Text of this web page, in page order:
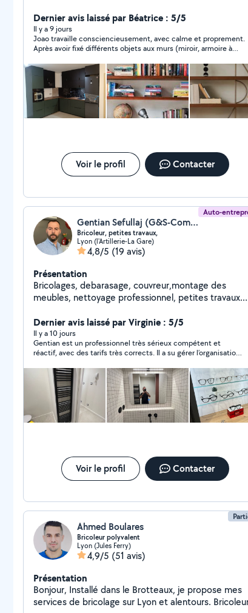
escaliers, mezzanines et fenêtres. Peinture et
rénovation intérieure, pose de revêtements de sol et
de carrelage.Toiture, couvertures, gouttières et
réparation de fuites et d'infiltrations, petits travaux
d'électricité et de plomberie. Prix compétitifs et
service de qualité.Nous effectuons également des
déménagements et proposons une assistance pour
déménagements.
Dernier avis laissé par Béatrice : 5/5
Il y a 9 jours
Joao travaille consciencieusement, avec calme et proprement.
Après avoir fixé différents objets aux murs (miroir, armoire à
escamotable qui était en kit, un travail complexe nécessitant
une journée de travail avec un résultat nickel. Merci Joao. Je le
recommande vivement
Voir le profil Contacter
Auto-
Gentian Sefullaj (G&S-Compagny)
Bricoleur, petites travaux,
Lyon (l'Artillerie-La Gare)
4,8/5 (19 avis)
Présentation
Bricolages, debarasage, couvreur,montage des
meubles, nettoyage professionnel, petites travaux.
Dernier avis laissé par Virginie : 5/5
Il y a 10 jours
Gentian est un professionnel très sérieux compétent et
réactif, avec des tarifs très corrects. Il a su gérer l’organisation
du détecteur de fumée. Je referai appel à ses services.
Voir le profil Contacter
Ahmed Boulares
Bricoleur polyvalent
Lyon (Jules Ferry)
4,9/5 (51 avis)
Présentation
Bonjour, Installé dans le Brotteaux, je propose mes
services de bricolage sur Lyon et alentours. Bricoleur